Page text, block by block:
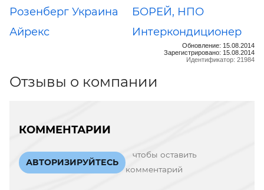
Розенберг Украина
БОРЕЙ, НПО
Айрекс
Интеркондиционер
Обновление: 15.08.2014
Зарегистрировано: 15.08.2014
Идентификатор: 21984
Отзывы о компании
КОММЕНТАРИИ
АВТОРИЗИРУЙТЕСЬ
чтобы оставить
комментарий